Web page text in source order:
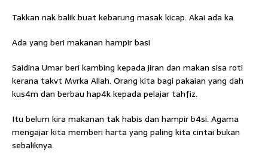
Takkan nak balik buat kebarung masak kicap. Akai ada ka.
Ada yang beri makanan hampir basi
Saidina Umar beri kambing kepada jiran dan makan sisa roti
kerana takvt Mvrka Allah. Orang kita bagi pakaian yang dah
kus4m dan berbau hap4k kepada pelajar tahfiz.
Itu belum kira makanan tak habis dan hampir b4si. Agama
mengajar kita memberi harta yang paling kita cintai bukan
sebaliknya.